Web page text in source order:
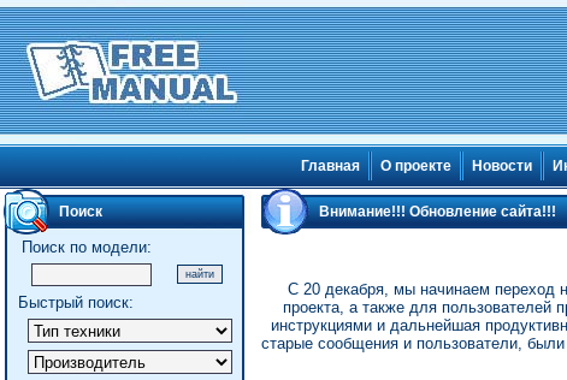
Главная О проекте Новости
Поиск
Поиск по модели:
Быстрый поиск:
Внимание!!! Обновление сайта!!!
С 20 декабря, мы начинаем переход
проекта, а также для пользователей
инструкциями и дальнейшая
старые сообщения и пользователи,